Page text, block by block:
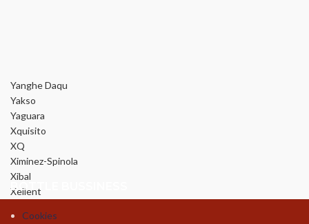
Yanghe Daqu
Yakso
Yaguara
Xquisito
XQ
Ximinez-Spinola
Xibal
Xellent
BOTTLE BUSSINESS
Cookies